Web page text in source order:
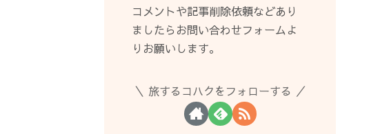
コメントや記事削除依頼などあり
ましたらお問い合わせフォームよ
りお願いします。
旅するコハクをフォローする